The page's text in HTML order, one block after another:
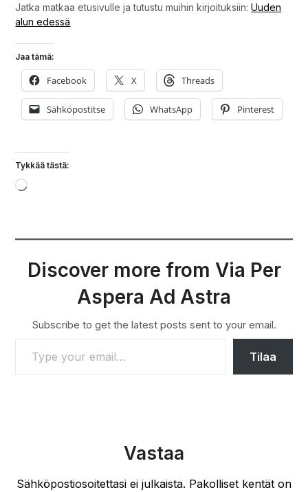
Jatka matkaa etusivulle ja tutustu muihin kirjoituksiin:Uuden
alun edessä
Jaa tämä:
Facebook X Threads
Sähköpostitse WhatsApp Pinterest
Tykkää tästä:
Loading…
Discover more from Via Per
Aspera Ad Astra
Subscribe to get the latest posts sent to your email.
TYPE YOUR EMAIL…
Tilaa
Vastaa
Sähköpostiosoitettasi ei julkaista. Pakolliset kentät on